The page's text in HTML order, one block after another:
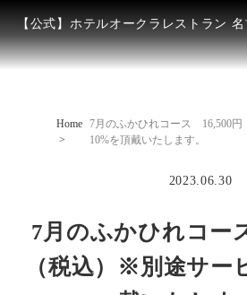
【公式】ホテルオークラレストラン 名
Home
7月のふかひれコース 16,500
10%を頂戴いたします。
2023.06.30
7月のふかひれコー
（税込）※別途サー